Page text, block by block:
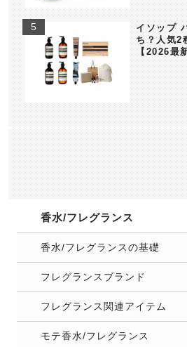
イソップ
ち？人気2
【2026最
香水/フレグランス
香水/フレグランスの基礎
フレグランスブランド
フレグランス関連アイテム
モテ香水/フレグランス